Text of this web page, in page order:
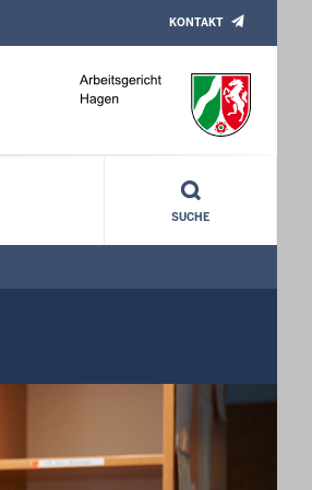
KONTAKT
SUCHE